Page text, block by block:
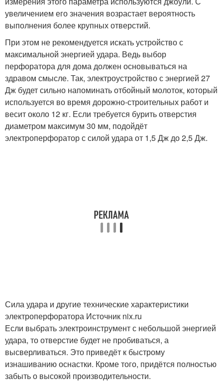
увеличением его значения возрастает вероятность
выполнения более крупных отверстий.
При этом не рекомендуется искать устройство с
максимальной энергией удара. Ведь выбор
перфоратора для дома должен основываться на
здравом смысле. Так, электроустройство с энергией 27
Дж будет сильно напоминать отбойный молоток, который
используется во время дорожно-строительных работ и
весит около 12 кг. Если требуется бурить отверстия
диаметром максимум 30 мм, подойдёт
электроперфоратор с силой удара от 1,5 Дж до 2,5 Дж.
Сила удара и другие технические характеристики
электроперфоратора Источник nix.ru
Если выбрать электроинструмент с небольшой энергией
удара, то отверстие будет не пробиваться, а
высверливаться. Это приведёт к быстрому
изнашиванию оснастки. Кроме того, придётся полностью
забыть о высокой производительности.